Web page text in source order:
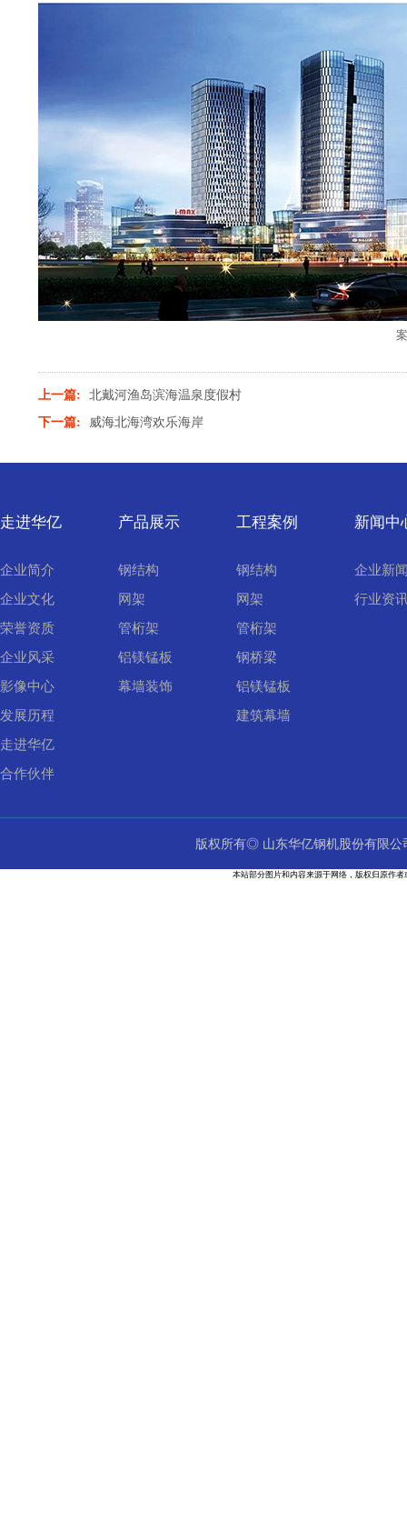
上一篇:
北戴河渔岛滨海温泉度假村
下一篇:
威海北海湾欢乐海岸
走进华亿
企业简介
企业文化
荣誉资质
企业风采
影像中心
发展历程
走进华亿
合作伙伴
产品展示
钢结构
网架
管桁架
铝镁锰板
幕墙装饰
工程案例
钢结构
网架
管桁架
钢桥梁
铝镁锰板
建筑幕墙
新闻中
企业新
行业资
版权所有◎ 山东华亿钢机股份有限
本站部分图片和内容来源于网络，版权归原作